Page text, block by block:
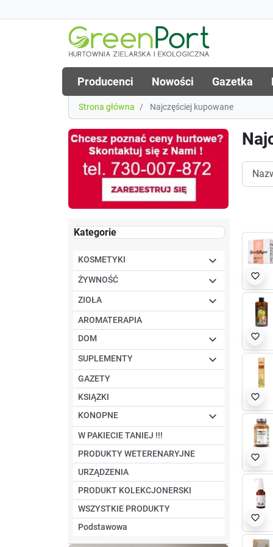
Producenci Nowości Gazetka
Strona główna Najczęściej kupowane
Kategorie
KOSMETYKI 
ŻYWNOŚĆ 
ZIOŁA 
AROMATERAPIA
DOM

SUPLEMENTY 
GAZETY
KSIĄZKI
KONOPNE

W PAKIECIE TANIEJ !!!
PRODUKTY WETERENARYJNE
URZĄDZENIA
PRODUKT KOLEKCJONERSKI
WSZYSTKIE PRODUKTY
Podstawowa
favorite_border
favorite_border
favorite_border
favorite_border
favorite_border